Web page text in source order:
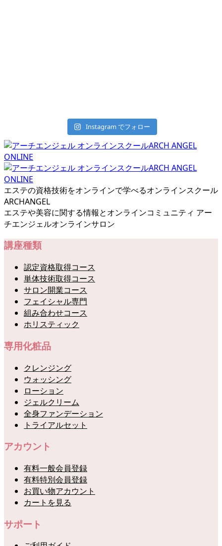
Instagram でフォロー
エステの資格技術をオンラインで学べるオンラインスクール
ARCHANGEL
エステや美容に関する情報とオンラインコミュニティ アー
チエンジェルオンラインサロン
講座種類
認定資格取得コース
単体技術取得コース
サロン開業コース
フェイシャル専門
組み合わせコース
ホリスティック
専用化粧品
クレンジング
ウォッシング
ローション
ジェルクリーム
全身ファンデーション
トライアルセット
アカウント
有料一般会員登録
有料特別会員登録
お買い物アカウント
カートを見る
サポート